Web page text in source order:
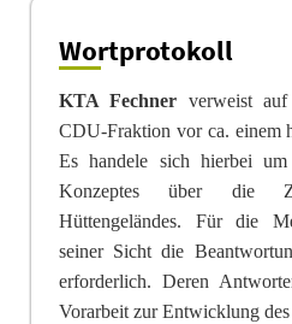
Wortprotokoll
KTA Fechner verweist
CDU-Fraktion vor ca. einem
Es handele sich hierbei
Konzeptes über die
Hüttengeländes. Für die
seiner Sicht die
erforderlich. Deren
Vorarbeit zur Entwicklung